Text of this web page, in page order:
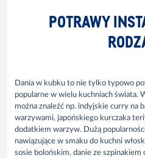
POTRAWY
Dania w kubku to nie tylko typowo
popularne w wielu kuchniach świata.
można znaleźć np. indyjskie curry na
warzywami, japońskiego kurczaka
dodatkiem warzyw. Dużą
nawiązujące w smaku do kuchni
sosie bolońskim, danie ze